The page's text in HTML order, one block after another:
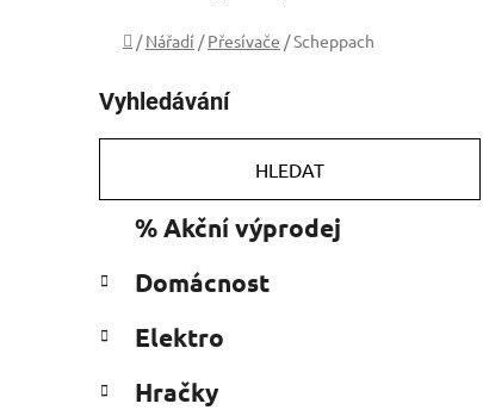
Domů
/ Nářadí / Přesívače /Scheppach
o
s
r
n
í
a
Vyhledávání
HLEDAT
kategorie
e
o
i
% Akční výprodej
Domácnost
Elektro
Hračky